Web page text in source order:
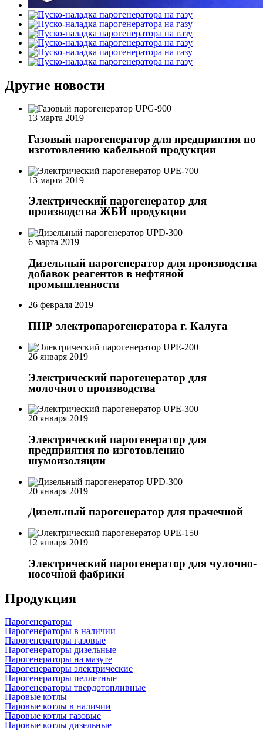
Другие новости
13 марта 2019
Газовый парогенератор для предприятия по
изготовлению кабельной продукции
13 марта 2019
Электрический парогенератор для
производства ЖБИ продукции
6 марта 2019
Дизельный парогенератор для производства
добавок реагентов в нефтяной
промышленности
26 февраля 2019
ПНР электропарогенератора г. Калуга
26 января 2019
Электрический парогенератор для
молочного производства
20 января 2019
Электрический парогенератор для
предприятия по изготовлению
шумоизоляции
20 января 2019
Дизельный парогенератор для прачечной
12 января 2019
Электрический парогенератор для чулочно-
носочной фабрики
Продукция
Парогенераторы
Парогенераторы в наличии
Парогенераторы газовые
Парогенераторы дизельные
Парогенераторы на мазуте
Парогенераторы электрические
Парогенераторы пеллетные
Парогенераторы твердотопливные
Паровые котлы
Паровые котлы в наличии
Паровые котлы газовые
Паровые котлы дизельные